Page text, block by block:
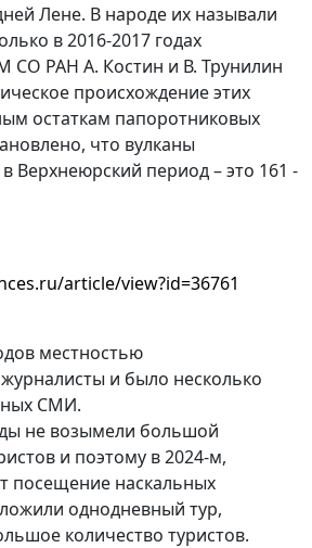
Лене. В народе их называли
в 2016-2017 годах
СО РАН А. Костин и В. Трунилин
происхождение этих
остаткам папоротниковых
что вулканы
Верхнеюрский период – это 161 -
article/view?id=36761
местностью
и было несколько
СМИ.
не возымели большой
и поэтому в 2024-м,
посещение наскальных
однодневный тур,
количество туристов.